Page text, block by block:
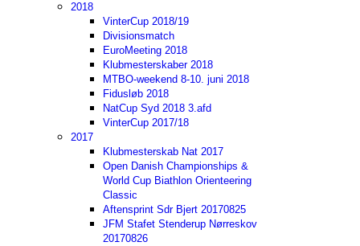
2018
VinterCup 2018/19
Divisionsmatch
EuroMeeting 2018
Klubmesterskaber 2018
MTBO-weekend 8-10. juni 2018
Fidusløb 2018
NatCup Syd 2018 3.afd
VinterCup 2017/18
2017
Klubmesterskab Nat 2017
Open Danish Championships &
World Cup Biathlon Orienteering
Classic
Aftensprint Sdr Bjert 20170825
JFM Stafet Stenderup Nørreskov
20170826